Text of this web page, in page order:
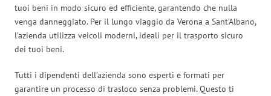
tuoi beni in modo sicuro ed efficiente, garantendo che nulla
venga danneggiato. Per il lungo viaggio da Verona a Sant’Albano,
l’azienda utilizza veicoli moderni, ideali per il trasporto sicuro
dei tuoi beni.
Tutti i dipendenti dell’azienda sono esperti e formati per
garantire un processo di trasloco senza problemi. Questo ti